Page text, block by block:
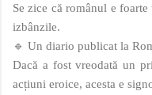
Se zice că românul e
izbânzile.
🔹 Un diario publicat la
Dacă a fost vreodată un
acțiuni eroice, acesta e